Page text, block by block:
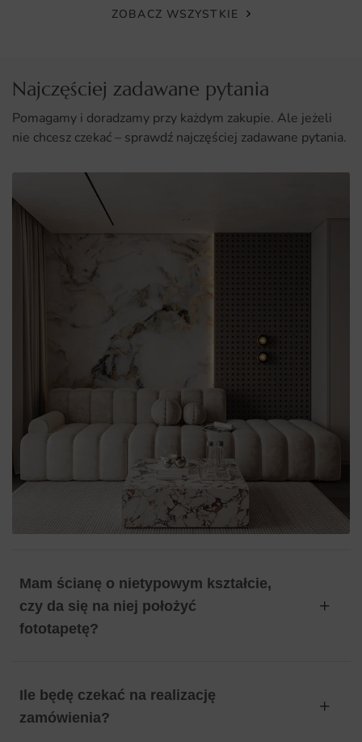
umiejętności ani specjalistycznych narzędzi.
ZOBACZ WSZYSTKIE
Najczęściej zadawane pytania
Pomagamy i doradzamy przy każdym zakupie. Ale jeżeli
nie chcesz czekać – sprawdź najczęściej zadawane pytania.
Mam ścianę o nietypowym kształcie,
czy da się na niej położyć
fototapetę?
Ile będę czekać na realizację
zamówienia?